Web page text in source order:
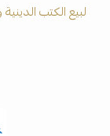
لبيع الكتب